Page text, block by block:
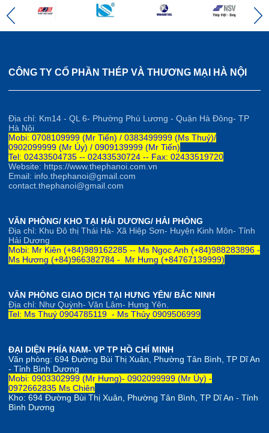
CÔNG TY CỔ PHẦN THÉP VÀ THƯƠNG MẠI HÀ NỘI
Địa chỉ: Km14 - QL 6- Phường Phú Lương - Quận Hà Đông- TP
Hà Nội
Mobi: 0708109999 (Mr Tiến) / 0383499999 (Ms Thuỷ)/
0902099999 (Mr Úy) / 0909139999 (Mr Tiến)
Tel: 02433504735 -- 02433530724 -- Fax: 02433519720
Website: https://www.thephanoi.com.vn
Email: info.thephanoi@gmail.com
contact.thephanoi@gmail.com
VĂN PHÒNG/ KHO TẠI HẢI DƯƠNG/ HẢI PHÒNG
Địa chỉ: Khu Đô thị Thái Hà- Xã Hiệp Sơn- Huyện Kinh Môn- Tỉnh
Hải Dương
Mobi: Mr Kiên (+84)989162285 -- Ms Ngọc Anh (+84)988283896 -
Ms Hương (+84)966382784 - Mr Hưng (+84767139999)
VĂN PHÒNG GIAO DỊCH TẠI HƯNG YÊN/ BẮC NINH
Địa chỉ: Như Quỳnh- Văn Lâm- Hưng Yên.
Tel: Ms Thuý 0904785119 - Ms Thủy 0909506999
ĐẠI DIỆN PHÍA NAM- VP TP HỒ CHÍ MINH
Văn phòng: 694 Đường Bùi Thị Xuân, Phường Tân Bình, TP Dĩ An
- Tỉnh Bình Dương
Mobi: 0903302999 (Mr Hưng)- 0902099999 (Mr Úy) -
0972662835 Ms Chiên
Kho: 694 Đường Bùi Thị Xuân, Phường Tân Bình, TP Dĩ An - Tỉnh
Bình Dương